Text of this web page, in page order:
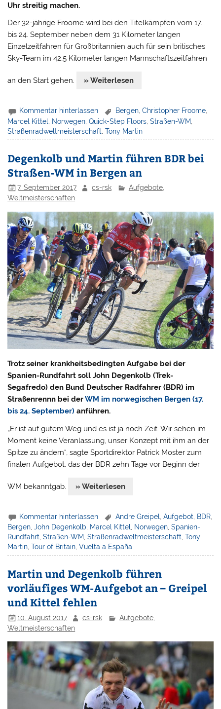
Uhr streitig machen.
Der 32-jährige Froome wird bei den Titelkämpfen vom 17.
bis 24. September neben dem 31 Kilometer langen
Einzelzeitfahren für Großbritannien auch für sein britisches
Sky-Team im 42,5 Kilometer langen Mannschaftszeitfahren
an den Start gehen. » Weiterlesen
Kommentar hinterlassen Bergen ,Christopher Froome
Marcel Kittel Norwegen ,Quick-Step Floors ,Straßen-WM
Straßenradweltmeisterschaft ,Tony Martin
Degenkolb und Martin führen BDR bei
Straßen-WM in Bergen an
7. September 2017 cs-rsk Aufgebote,
Weltmeisterschaften
Trotz seiner krankheitsbedingten Aufgabe bei der
Spanien-Rundfahrt soll John Degenkolb (Trek-
Segafredo) den Bund Deutscher Radfahrer (BDR) im
Straßenrennn bei derWM im norwegischen Bergen (17.
bis 24. September) anführen.
„Er ist auf gutem Weg und es ist ja noch Zeit. Wir sehen im
Moment keine Veranlassung, unser Konzept mit ihm an der
Spitze zu ändern“, sagte Sportdirektor Patrick Moster zum
finalen Aufgebot, das der BDR zehn Tage vor Beginn der
WM bekanntgab. » Weiterlesen
Kommentar hinterlassen Andre Greipel ,Aufgebot BDR
Bergen ,John Degenkolb Marcel Kittel Norwegen ,Spanien-
Rundfahrt ,Straßen-WM ,Straßenradweltmeisterschaft ,Tony
Martin ,Tour of Britain ,Vuelta a España
Martin und Degenkolb führen
vorläufiges WM-Aufgebot an – Greipel
und Kittel fehlen
10. August 2017 cs-rsk Aufgebote,
Weltmeisterschaften